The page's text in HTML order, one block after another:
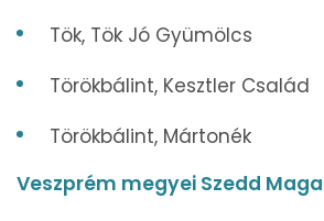
Tök, Tök Jó Gyümölcs
Törökbálint, Kesztler Család
Törökbálint, Mártonék
Veszprém megyei Szedd